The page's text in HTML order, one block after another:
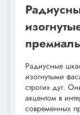
Радиусные
изогнутыми
строгих дуг.
акцентом в
современных